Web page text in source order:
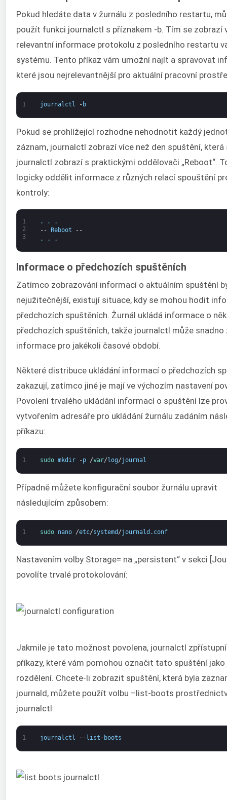
Pokud hledáte data v žurnálu z posledního restartu,
použít funkci journalctl s příznakem -b. Tím se zobrazí
relevantní informace protokolu z posledního restartu
systému. Tento příkaz vám umožní najít a spravovat
které jsou nejrelevantnější pro aktuální pracovní
1 journalctl - b
Pokud se prohlížející rozhodne nehodnotit každý
záznam, journalctl zobrazí více než den spuštění, která
journalctl zobrazí s praktickými oddělovači „Reboot“.
logicky oddělit informace z různých relací spouštění
kontroly:
1
2
3
. .
.
-- Reboot
--
.
. .
Informace o předchozích spuštěních
Zatímco zobrazování informací o aktuálním spuštění
nejužitečnější, existují situace, kdy se mohou hodit
předchozích spuštěních. Žurnál ukládá informace o
předchozích spuštěních, takže journalctl může
informace pro jakékoli časové období.
Některé distribuce ukládání informací o předchozích
zakazují, zatímco jiné je mají ve výchozím nastavení
Povolení trvalého ukládání informací o spuštění lze
vytvořením adresáře pro ukládání žurnálu zadáním
příkazu:
1 sudo mkdir -p /var/ log/journal
Případně můžete konfigurační soubor žurnálu upravit
následujícím způsobem:
1 sudo nano /etc/systemd /journald . conf
Nastavením volby Storage= na „persistent“ v sekci
povolíte trvalé protokolování:
Jakmile je tato možnost povolena, journalctl
příkazy, které vám pomohou označit tato spuštění
rozdělení. Chcete-li zobrazit spuštění, která byla
journald, můžete použít volbu –list-boots
journalctl:
1 journalctl --list - boots